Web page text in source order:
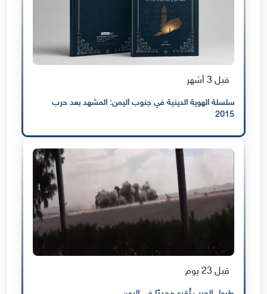
قبل 3 أشهر
سلسلة الهوية الدينية في جنوب اليمن: المشهد بعد حرب
2015
قبل 23 يوم